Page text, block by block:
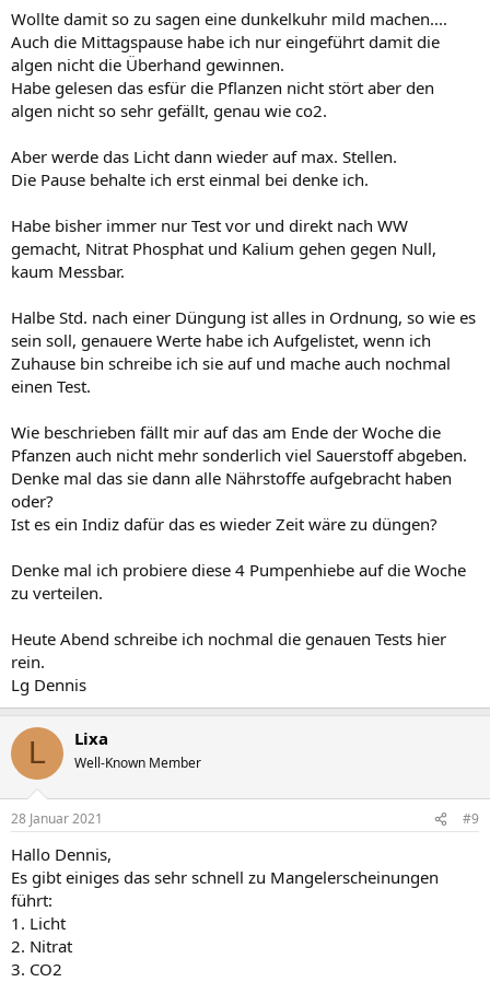
Einssatz schnellwachsender
Stengelpflanzen eine Überlegung wert.
Gruß
Wolfgang
Wollte damit so zu sagen eine dunkelkuhr mild machen....
Auch die Mittagspause habe ich nur eingeführt damit die
algen nicht die Überhand gewinnen.
Habe gelesen das esfür die Pflanzen nicht stört aber den
algen nicht so sehr gefällt, genau wie co2.
Aber werde das Licht dann wieder auf max. Stellen.
Die Pause behalte ich erst einmal bei denke ich.
Habe bisher immer nur Test vor und direkt nach WW
gemacht, Nitrat Phosphat und Kalium gehen gegen Null,
kaum Messbar.
Halbe Std. nach einer Düngung ist alles in Ordnung, so wie es
sein soll, genauere Werte habe ich Aufgelistet, wenn ich
Zuhause bin schreibe ich sie auf und mache auch nochmal
einen Test.
Wie beschrieben fällt mir auf das am Ende der Woche die
Pfanzen auch nicht mehr sonderlich viel Sauerstoff abgeben.
Denke mal das sie dann alle Nährstoffe aufgebracht haben
oder?
Ist es ein Indiz dafür das es wieder Zeit wäre zu düngen?
Denke mal ich probiere diese 4 Pumpenhiebe auf die Woche
zu verteilen.
Heute Abend schreibe ich nochmal die genauen Tests hier
rein.
Lg Dennis
L Lixa
Well-Known Member
28 Januar 2021 #9
Hallo Dennis,
Es gibt einiges das sehr schnell zu Mangelerscheinungen
führt:
1. Licht
2. Nitrat
3. CO2